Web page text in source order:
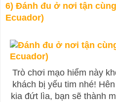
6) Đánh đu ở nơi tận
Ecuador)
Trò chơi mạo hiểm này
khách bị yếu tim nhé!
kia đứt lìa, bạn sẽ thành